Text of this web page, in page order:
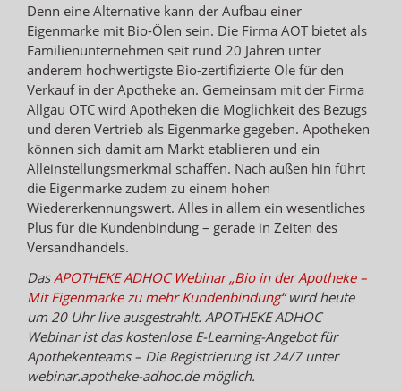
Denn eine Alternative kann der Aufbau einer
Eigenmarke mit Bio-Ölen sein. Die Firma AOT bietet als
Familienunternehmen seit rund 20 Jahren unter
anderem hochwertigste Bio-zertifizierte Öle für den
Verkauf in der Apotheke an. Gemeinsam mit der Firma
Allgäu OTC wird Apotheken die Möglichkeit des Bezugs
und deren Vertrieb als Eigenmarke gegeben. Apotheken
können sich damit am Markt etablieren und ein
Alleinstellungsmerkmal schaffen. Nach außen hin führt
die Eigenmarke zudem zu einem hohen
Wiedererkennungswert. Alles in allem ein wesentliches
Plus für die Kundenbindung – gerade in Zeiten des
Versandhandels.
Das APOTHEKE ADHOC Webinar „Bio in der Apotheke –
Mit Eigenmarke zu mehr Kundenbindung“wird heute
um 20 Uhr live ausgestrahlt. APOTHEKE ADHOC
Webinar ist das kostenlose E-Learning-Angebot für
Apothekenteams – Die Registrierung ist 24/7 unter
webinar.apotheke-adhoc.de möglich.